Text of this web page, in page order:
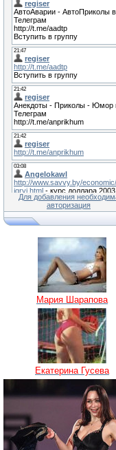
Для добавления
авторизация
Мария Шарапова
Екатерина Гусева